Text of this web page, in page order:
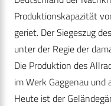
Produktionskapazität
geriet. Der Siegeszug
unter der Regie der
Die Produktion des
im Werk Gaggenau
Heute ist der